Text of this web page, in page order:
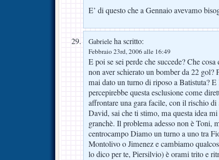
E’ di questo che a Gennaio avevamo
Gabriele ha scritto:
Febbraio 23rd, 2006 alle 16:49
E poi se sei perde che succede? Che
non aver schierato un bomber da 22 gol?
mai dato un turno di riposo a Batistuta? E
percepirebbe questa esclusione come
affrontare una gara facile, con il rischio di
David, sai che ti stimo, ma questa idea
granchè. Il problema adesso non è Toni,
centrocampo Diamo un turno a uno tra
Montolivo o Jimenez e cambiamo
lo dico per te, Piersilvio) è orami trito e